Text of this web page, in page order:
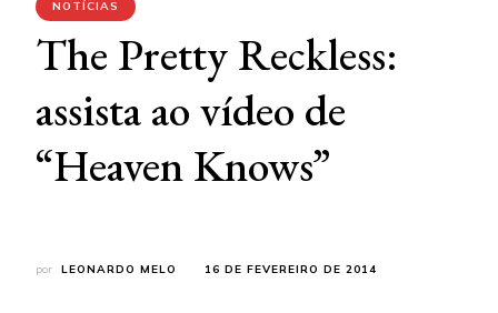
NOTÍCIAS
The Pretty Reckless:
assista ao vídeo de
“Heaven Knows”
por LEONARDO MELO 16 DE FEVEREIRO DE 2014